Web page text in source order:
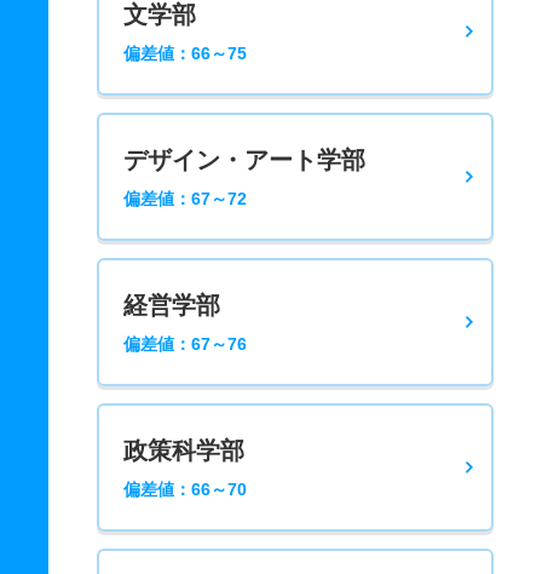
文学部
偏差値：66～75
デザイン・アート学部
偏差値：67～72
経営学部
偏差値：67～76
政策科学部
偏差値：66～70